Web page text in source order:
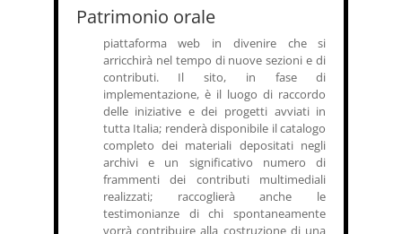
Patrimonio orale
piattaforma web in divenire che si
arricchirà nel tempo di nuove sezioni e di
contributi. Il sito, in fase di
implementazione, è il luogo di raccordo
delle iniziative e dei progetti avviati in
tutta Italia; renderà disponibile il catalogo
completo dei materiali depositati negli
archivi e un significativo numero di
frammenti dei contributi multimediali
realizzati; raccoglierà anche le
testimonianze di chi spontaneamente
vorrà contribuire alla costruzione di una